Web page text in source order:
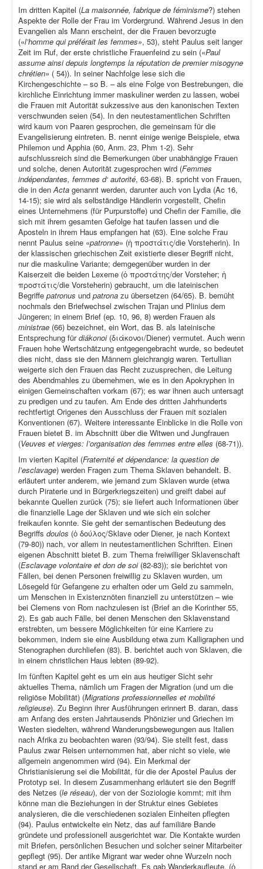
Im dritten Kapitel (La maisonnée, fabrique de féminisme?) stehen
Aspekte der Rolle der Frau im Vordergrund. Während Jesus in den
Evangelien als Mann erscheint, der die Frauen bevorzugte
(«l’homme qui préférait les femmes», 53), steht Paulus seit langer
Zeit im Ruf, der erste christliche Frauenfeind zu sein («Paul
assume ainsi depuis longtemps la réputation de premier misogyne
chrétien» ( 54)). In seiner Nachfolge lese sich die
Kirchengeschichte – so B. – als eine Folge von Bestrebungen, die
kirchliche Einrichtung immer maskuliner werden zu lassen, wobei
die Frauen mit Autorität sukzessive aus den kanonischen Texten
verschwunden seien (54). In den neutestamentlichen Schriften
wird kaum von Paaren gesprochen, die gemeinsam für die
Evangelisierung eintreten. B. nennt einige wenige Beispiele, etwa
Philemon und Apphia (60, Anm. 23, Phm 1-2). Sehr
aufschlussreich sind die Bemerkungen über unabhängige Frauen
und solche, denen Autorität zugesprochen wird (Femmes
indépendantes, femmes d‘ autorité, 63-68). B. spricht von Frauen,
die in den Acta genannt werden, darunter auch von Lydia (Ac 16,
14-15); sie wird als selbständige Händlerin vorgestellt, Chefin
eines Unternehmens (für Purpurstoffe) und Chefin der Familie, die
sich mit ihrem gesamten Gefolge hat taufen lassen und die
Aposteln in ihrem Haus empfangen hat (63). Eine solche Frau
nennt Paulus seine «patronne» (ἡ προστάτις/die Vorsteherin). In
der klassischen griechischen Zeit existierte dieser Begriff nicht,
nur die maskuline Variante; demgegenüber wurden in der
Kaiserzeit die beiden Lexeme (ὁ προστάτης/der Vorsteher; ἡ
προστάτις/die Vorsteherin) gebraucht, um die lateinischen
Begriffe patronus und patrona zu übersetzen (64/65). B. bemüht
nochmals den Briefwechsel zwischen Trajan und Plinius dem
Jüngeren; in einem Brief (ep. 10, 96, 8) werden Frauen als
ministrae (66) bezeichnet, ein Wort, das B. als lateinische
Entsprechung fürdiákonoi (διάκονοι/Diener) vermutet. Auch wenn
Frauen hohe Wertschätzung entgegengebracht wurde, so bedeutet
dies nicht, dass sie den Männern gleichrangig waren. Tertullian
weigerte sich den Frauen das Recht zuzusprechen, die Leitung
des Abendmahles zu übernehmen, wie es in den Apokryphen in
einigen Gemeinschaften vorkam (67); es war ihnen auch untersagt
zu predigen und zu taufen. Am Ende des dritten Jahrhunderts
rechtfertigt Origenes den Ausschluss der Frauen mit sozialen
Konventionen (67). Weitere interessante Einblicke in die Rolle von
Frauen bietet B. im Abschnitt über die Witwen und Jungfrauen
(Veuves et vierges: l’organisation des femmes entre elles (68-71)).
Im vierten Kapitel (Fraternité et dépendance: la question de
l’esclavage) werden Fragen zum Thema Sklaven behandelt. B.
erläutert unter anderem, wie jemand zum Sklaven wurde (etwa
durch Piraterie und in Bürgerkriegszeiten) und greift dabei auf
bekannte Quellen zurück (75); sie liefert auch Informationen über
die finanzielle Lage der Sklaven und wie sich ein solcher
freikaufen konnte. Sie geht der semantischen Bedeutung des
Begriffs doulos (ὁ δούλος/Sklave oder Diener, je nach Kontext
(79-80)) nach, vor allem in neutestamentlichen Schriften. Einen
eigenen Abschnitt bietet B. zum Thema freiwilliger Sklavenschaft
(Esclavage volontaire et don de soi(82-83)); sie berichtet von
Fällen, bei denen Personen freiwillig zu Sklaven wurden, um
Lösegeld für Gefangene zu erhalten oder um Geld zu sammeln,
um Menschen in Existenznöten finanziell zu unterstützen – wie
bei Clemens von Rom nachzulesen ist (Brief an die Korinther 55,
2). Es gab auch Fälle, bei denen Menschen den Sklavenstand
erstrebten, um bessere Möglichkeiten für eine Karriere zu
bekommen, indem sie eine Ausbildung etwa zum Kalligraphen und
Stenographen durchliefen (83). B. berichtet auch von Sklaven, die
in einem christlichen Haus lebten (89-92).
Im fünften Kapitel geht es um ein aus heutiger Sicht sehr
aktuelles Thema, nämlich um Fragen der Migration (und um die
religiöse Mobilität) (Migrations professionnelles et mobilité
religieuse). Zu Beginn ihrer Ausführungen erinnert B. daran, dass
am Anfang des ersten Jahrtausends Phönizier und Griechen im
Westen siedelten, während Wanderungsbewegungen aus Italien
nach Afrika zu beobachten waren (93/94). Sie stellt fest, dass
Paulus zwar Reisen unternommen hat, aber nicht so viele, wie
allgemein angenommen wird (94). Ein Merkmal der
Christianisierung sei die Mobilität, für die der Apostel Paulus der
Prototyp sei. In diesem Zusammenhang erläutert sie den Begriff
des Netzes (le réseau), der von der Soziologie kommt; mit ihm
könne man die Beziehungen in der Struktur eines Gebietes
analysieren, die die verschiedenen sozialen Einheiten pflegten
(94). Paulus entwickelte ein Netz, das auf familiäre Bande
gründete und professionell ausgerichtet war. Die Kontakte wurden
mit Briefen, persönlichen Besuchen und solcher seiner Mitarbeiter
gepflegt (95). Der antike Migrant war weder ohne Wurzeln noch
stand er am Rand der Gesellschaft. Es gab Wanderkaufleute, (ὁ